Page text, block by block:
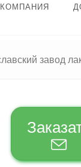
КОМПАНИЯ
завод